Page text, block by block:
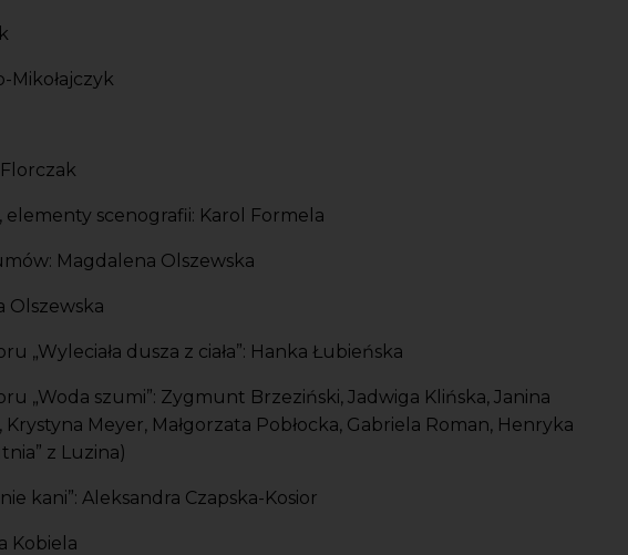
Mikołajczyk
scenografii: Karol Formela
Magdalena Olszewska
Olszewska
„Wyleciała dusza z ciała”: Hanka Łubieńska
„Woda szumi”: Zygmunt Brzeziński, Jadwiga Klińska, Janina
Meyer, Małgorzata Pobłocka, Gabriela Roman, Henryka
z Luzina)
kani”: Aleksandra Czapska-Kosior
Kobiela